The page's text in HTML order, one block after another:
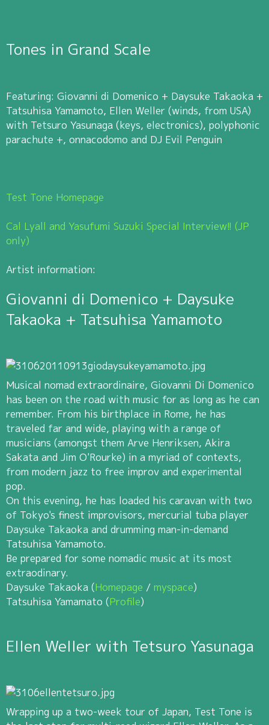
Tones in Grand Scale
Featuring: Giovanni di Domenico + Daysuke Takaoka +
Tatsuhisa Yamamoto, Ellen Weller (winds, from USA)
with Tetsuro Yasunaga (keys, electronics), polyphonic
parachute +, onnacodomo and DJ Evil Penguin
Test Tone Homepage
Cal Lyall and Yasufumi Suzuki Special Interview!! (JP
only)
Artist information:
Giovanni di Domenico + Daysuke
Takaoka + Tatsuhisa Yamamoto
Musical nomad extraordinaire, Giovanni Di Domenico
has been on the road with music for as long as he can
remember. From his birthplace in Rome, he has
traveled far and wide, playing with a range of
musicians (amongst them Arve Henriksen, Akira
Sakata and Jim O'Rourke) in a myriad of contexts,
from modern jazz to free improv and experimental
pop.
On this evening, he has loaded his caravan with two
of Tokyo's finest improvisors, mercurial tuba player
Daysuke Takaoka and drumming man-in-demand
Tatsuhisa Yamamoto.
Be prepared for some nomadic music at its most
extraodinary.
Daysuke Takaoka (Homepage / myspace)
Tatsuhisa Yamamato (Profile)
Ellen Weller with Tetsuro Yasunaga
Wrapping up a two-week tour of Japan, Test Tone is